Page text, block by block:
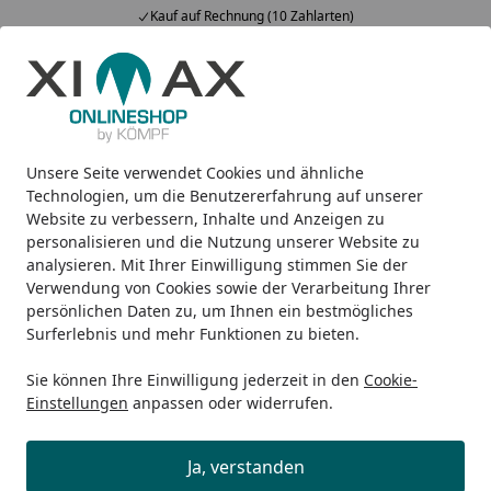
Unsere Seite verwendet Cookies und ähnliche
Technologien, um die Benutzererfahrung auf unserer
Website zu verbessern, Inhalte und Anzeigen zu
personalisieren und die Nutzung unserer Website zu
analysieren. Mit Ihrer Einwilligung stimmen Sie der
Verwendung von Cookies sowie der Verarbeitung Ihrer
persönlichen Daten zu, um Ihnen ein bestmögliches
Surferlebnis und mehr Funktionen zu bieten.
Sie können Ihre Einwilligung jederzeit in den Cookie-
Einstellungen anpassen oder widerrufen.
Ja, verstanden
Kauf auf Rechnung (10 Zahlarten)
Alle Produkte
Mein Konto
Suchen
Startseite
Design-Heizkörper Raumheizkörper Ximax
Ximax Raumheizkörper FORTUNA
weiß